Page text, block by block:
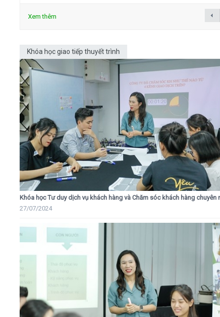
Xem thêm
Khóa học giao tiếp thuyết trình
Khóa học Tư duy dịch vụ khách hàng và Chăm sóc khách hàng chuyên
27/07/2024